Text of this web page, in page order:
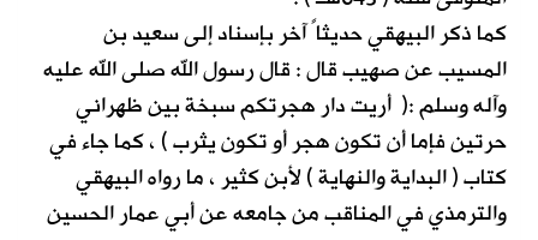
كما ذكر البيهقي حديثاً آخر بإسناد إلى سعيد بن
المسيب عن صهيب قال : قال رسول الله صلى الله عليه
وآله وسلم :( أريت دار هجرتكم سبخة بين ظهراني
حرتين فإما أن تكون هجر أو تكون يثرب ) ، كما جاء في
كتاب ( البداية والنهاية ) لأبن كثير ، ما رواه البيهقي
والترمذي في المناقب من جامعه عن أبي عمار الحسين